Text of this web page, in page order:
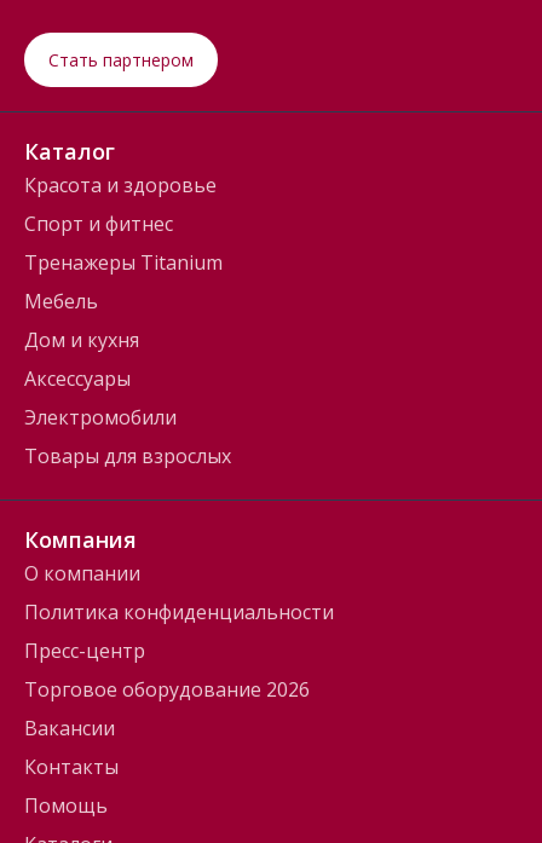
Стать партнером
Каталог
Красота и здоровье
Спорт и фитнес
Тренажеры Titanium
Мебель
Дом и кухня
Аксессуары
Электромобили
Товары для взрослых
Компания
О компании
Политика конфиденциальности
Пресс-центр
Торговое оборудование 2026
Вакансии
Контакты
Помощь